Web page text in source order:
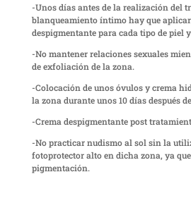
-Unos días antes de la realización del
blanqueamiento íntimo hay que
despigmentante para cada tipo de piel
-No mantener relaciones sexuales
de exfoliación de la zona.
-Colocación de unos óvulos y crema
la zona durante unos 10 días después
-Crema despigmentante post
-No practicar nudismo al sol sin la
fotoprotector alto en dicha zona, ya
pigmentación.